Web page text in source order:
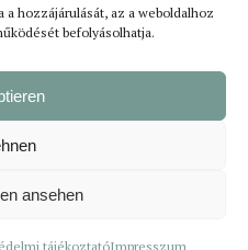
a hozzájárulását, az a weboldalhoz
befolyásolhatja.
ansehen
tájékoztatóImpresszum
solution GmbH